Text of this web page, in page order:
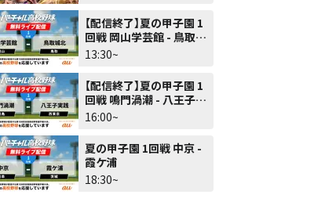
【配信終了】夏の甲子園 1
回戦 岡山学芸館 - 鳥取城
北
13:30~
【配信終了】夏の甲子園 1
回戦 鳴門渦潮 - 八王子実
践
16:00~
夏の甲子園 1回戦 中京 -
霞ケ浦
18:30~